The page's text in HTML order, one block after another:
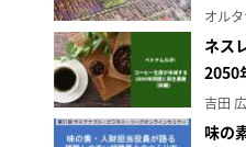
オル
ネス
2050
味の